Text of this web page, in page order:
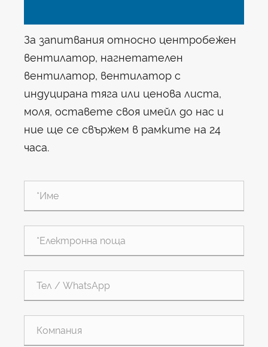
За запитвания относно центробежен
вентилатор, нагнетателен
вентилатор, вентилатор с
индуцирана тяга или ценова листа,
моля, оставете своя имейл до нас и
ние ще се свържем в рамките на 24
часа.